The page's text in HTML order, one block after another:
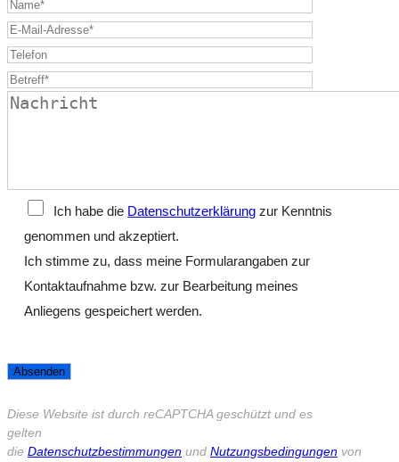
Ich habe die Datenschutzerklärung zur Kenntnis
genommen und akzeptiert.
Ich stimme zu, dass meine Formularangaben zur
Kontaktaufnahme bzw. zur Bearbeitung meines
Anliegens gespeichert werden.
Diese Website ist durch reCAPTCHA geschützt und es
gelten
die Datenschutzbestimmungen und Nutzungsbedingungen von